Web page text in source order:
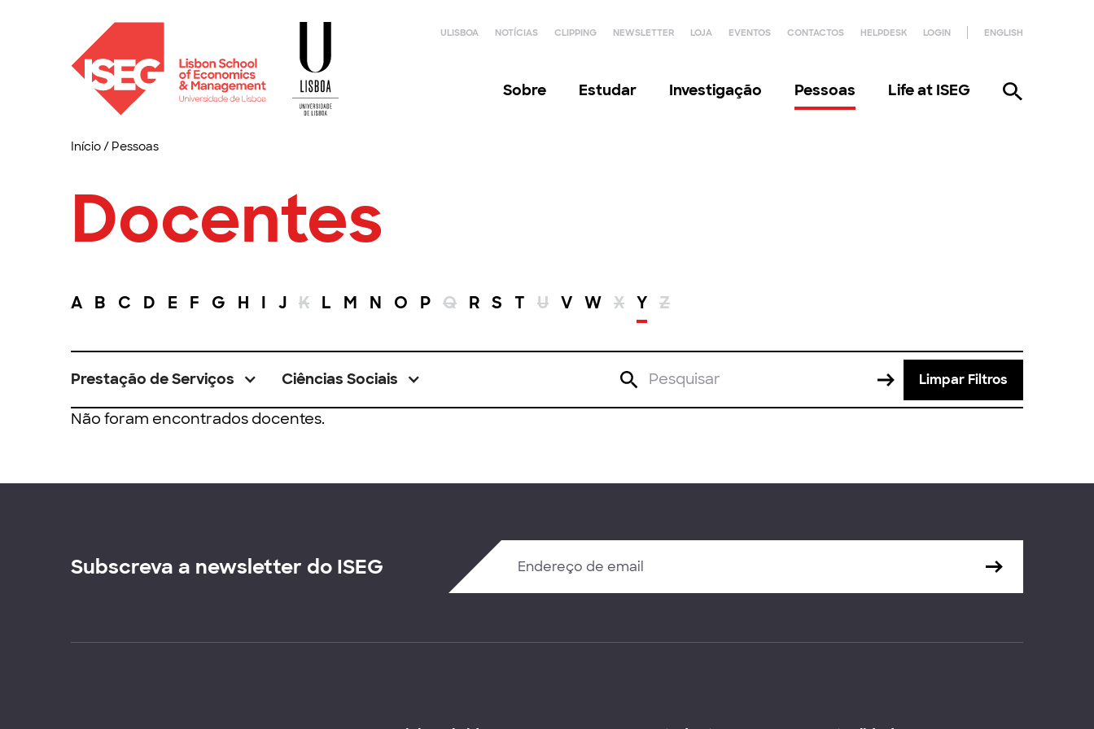
ULISBOA NOTÍCIAS CLIPPING NEWSLETTER LOJA EVENTOS CONTACTOS HELPDESK LOGIN ENGLISH
Sobre Estudar Investigação Pessoas Life at ISEG
Início/ Pessoas
Docentes
A B C D E F G H I J K L M N O P Q R S T U V W X Y Z
Prestação de Serviços Ciências Sociais Limpar Filtros
Não foram encontrados docentes.
Subscreva a newsletter do ISEG